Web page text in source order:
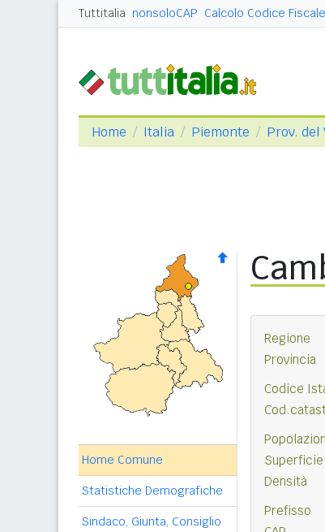
Tuttitalia nonsoloCAP Calcolo Codice Fiscale
Home Italia Piemonte Prov. del
Home Comune
Statistiche Demografiche
Sindaco, Giunta, Consiglio
Regione
Provincia
Codice
Superficie
Densità
Prefisso